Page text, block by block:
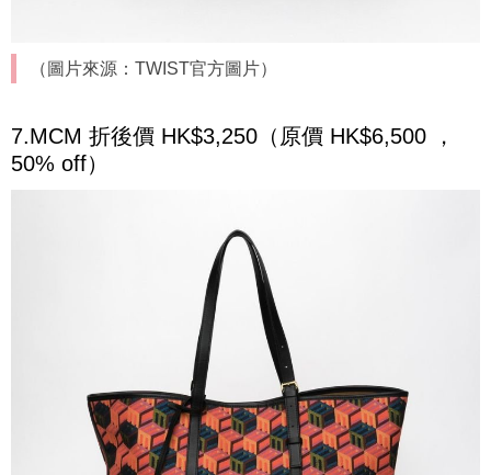
（圖片來源：TWIST官方圖片）
7.MCM 折後價 HK$3,250（原價 HK$6,500 ，
50% off）